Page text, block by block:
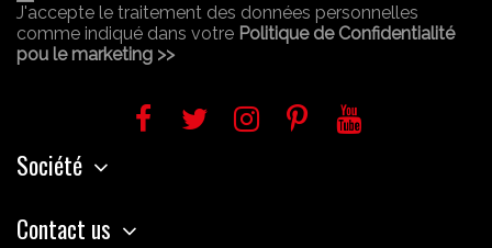
J'accepte le traitement des données personnelles
comme indiqué dans votre Politique de Confidentialité
pou le marketing >>
Société
Contact us